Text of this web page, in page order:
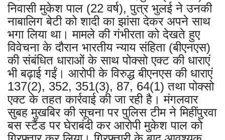
निवासी मुकेश पाल (22 वर्ष), पुत्र भुलई ने उनकी
नाबालिग बेटी को शादी का झांसा देकर अपने साथ
भगा लिया था। मामले की गंभीरता को देखते हुए
विवेचना के दौरान भारतीय न्याय संहिता (बीएनएस)
की संबंधित धाराओं के साथ पोक्सो एक्ट की धाराएं
भी बढ़ाई गईं। आरोपी के विरुद्ध बीएनएस की धाराएं
137(2), 352, 351(3), 87, 64(1) तथा पोक्सो
एक्ट के तहत कार्रवाई की जा रही है। मंगलवार
सुबह मुखबिर की सूचना पर पुलिस टीम ने मिहींपुरवा
बस स्टैंड पर घेराबंदी कर आरोपी मुकेश पाल को